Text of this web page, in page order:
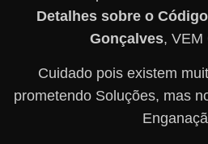
Detalhes sobre o
Gonçalves, VEM
Cuidado pois existem
prometendo Soluções, mas